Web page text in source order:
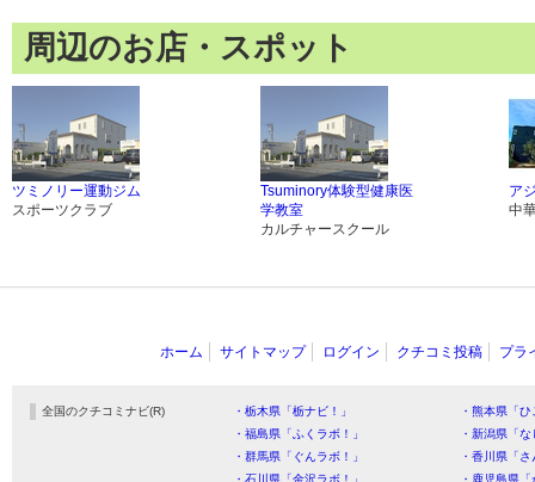
周辺のお店・スポット
ツミノリー運動ジム
スポーツクラブ
Tsuminory体験型健康医
学教室
カルチャースクール
ア
中
ホーム サイトマップ ログイン クチコミ投稿 プラ
全国のクチコミナビ(R) ・栃木県「栃ナビ！」
・熊本県「
・福島県「ふくラボ！」
・新潟県「
・群馬県「ぐんラボ！」
・香川県「
・石川県「金沢ラボ！」
・鹿児島県